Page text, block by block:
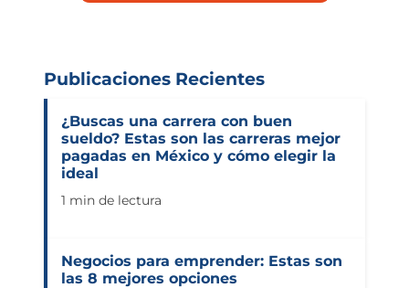
Publicaciones Recientes
¿Buscas una carrera con buen
sueldo? Estas son las carreras mejor
pagadas en México y cómo elegir la
ideal
1 min de lectura
Negocios para emprender: Estas son
las 8 mejores opciones